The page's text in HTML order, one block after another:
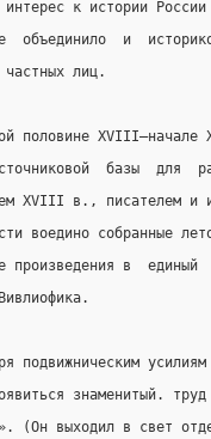
интерес к истории
объединило  и
лиц.
половине XVIII—начале
базы  для
XVIII в., писателем и
воедино собранные
произведения в
подвижническим
знаменитый.
(Он выходил в свет